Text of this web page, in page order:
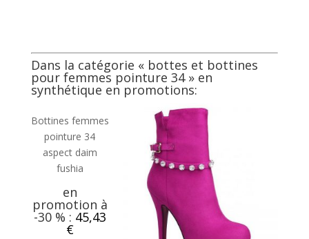
Dans la catégorie « bottes et bottines
pour femmes pointure 34» en
synthétique en promotions:
Bottines femmes
pointure 34
aspect daim
fushia
en
promotion à
-30 % : 45,43
€